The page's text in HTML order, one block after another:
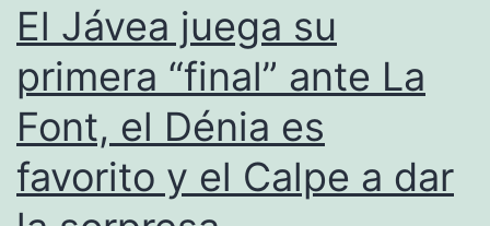
Orba
lo
acariciará
si
también
El Jávea juega su
primera “final” ante La
Font, el Dénia es
favorito y el Calpe a dar